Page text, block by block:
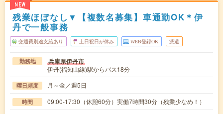
NEW
残業ほぼなし▼【複数名募集】車通勤OK＊伊
丹で一般事務
交通費別途支給あり 土日祝日が休み WEB登録OK 派遣
勤務地 兵庫県伊丹市
伊丹(福知山線)駅からバス18分
曜日頻度 月～金／週5日
時間 09:00-17:30（休憩60分）実働7時間30分（残業少なめ！）